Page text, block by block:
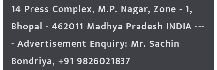
14 Press Complex, M.P. Nagar, Zone - 1,
Bhopal - 462011 Madhya Pradesh INDIA ---
- Advertisement Enquiry: Mr. Sachin
Bondriya, +91 9826021837